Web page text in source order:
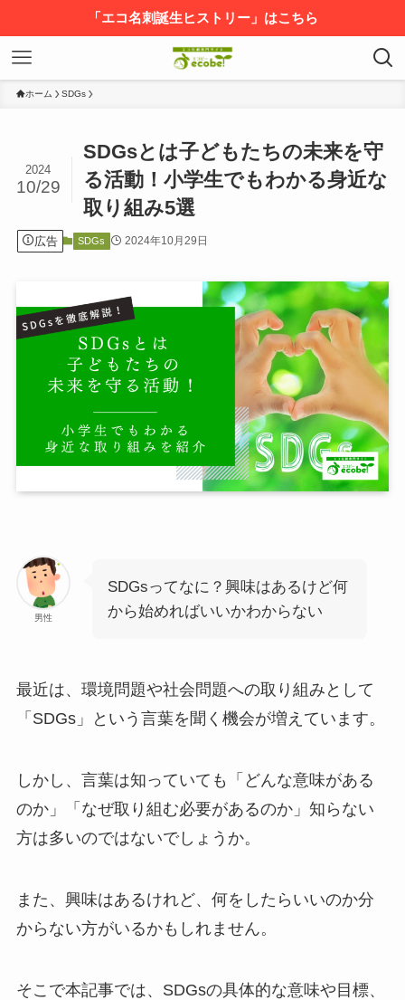
「エコ名刺誕生ヒストリー」はこちら
ホーム SDGs
SDGsとは子どもたちの未来を守
る活動！小学生でもわかる身近な
取り組み5選
2024
10/29
広告 SDGs 2024年10月29日
男性
SDGsってなに？興味はあるけど何
から始めればいいかわからない
最近は、環境問題や社会問題への取り組みとして
「SDGs」という言葉を聞く機会が増えています。
しかし、言葉は知っていても「どんな意味がある
のか」「なぜ取り組む必要があるのか」知らない
方は多いのではないでしょうか。
また、興味はあるけれど、何をしたらいいのか分
からない方がいるかもしれません。
そこで本記事では、SDGsの具体的な意味や目標、